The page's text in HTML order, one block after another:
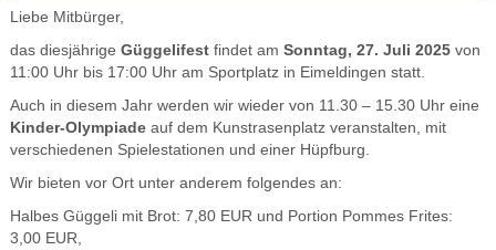
Liebe Mitbürger,
das diesjährige Güggelifestfindet am Sonntag, 27. Juli 2025von
11:00 Uhr bis 17:00 Uhr am Sportplatz in Eimeldingen statt.
Auch in diesem Jahr werden wir wieder von 11.30 – 15.30 Uhr eine
Kinder-Olympiadeauf dem Kunstrasenplatz veranstalten, mit
verschiedenen Spielestationen und einer Hüpfburg.
Wir bieten vor Ort unter anderem folgendes an:
Halbes Güggeli mit Brot: 7,80 EUR und Portion Pommes Frites:
3,00 EUR,